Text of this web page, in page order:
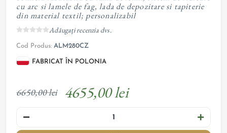
cu arc si lamele de fag, lada de depozitare si tapiterie
din material textil; personalizabil
Adăugați recenzia dvs.
Cod Produs: ALM280CZ
FABRICAT ÎN POLONIA
6650,00 lei 4655,00 lei